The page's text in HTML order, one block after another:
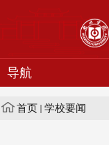
导航
首页 学校要闻